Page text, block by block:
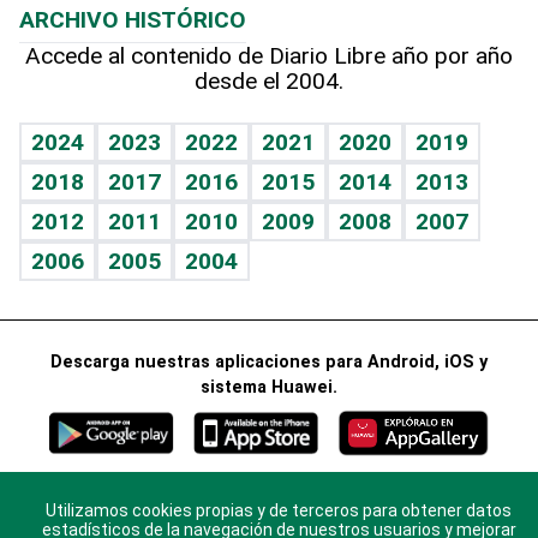
Hablando con el pediatra
Vida y familia
Eñe
Celebrando la vida
Sin complejos
En pocas palabras
Escuchando al corazón
Economía Personal
Consulta Libre
Línea de hit
BRV
TBT Deportivo
Columnistas
Más firmas
Hecho en casa
Guía del dinero
Cumpleaños
Horóscopos
Juegos
ARCHIVO HISTÓRICO
Accede al contenido de Diario Libre año por año
desde el 2004.
2024 2023 2022 2021 2020
2019
2018
2017 2016 2015 2014
2013
2012
2011 2010 2009 2008
2007
2006
2005 2004
Descarga nuestras aplicaciones para Android, iOS y
sistema Huawei.
© 2021 Diario Libre, todos los derechos reservados.
Utilizamos cookies propias y de terceros para obtener datos
estadísticos de la navegación de nuestros usuarios y mejorar